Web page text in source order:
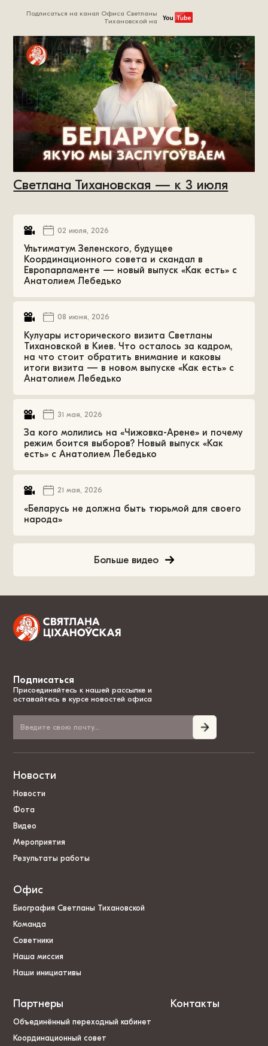
Подписаться на канал Офиса Светланы
Тихановской на
Светлана Тихановская — к 3 июля
02 июля, 2026
Ультиматум Зеленского, будущее
Координационного совета и скандал в
Европарламенте — новый выпуск «Как есть» с
Анатолием Лебедько
08 июня, 2026
Кулуары исторического визита Светланы
Тихановской в Киев. Что осталось за кадром,
на что стоит обратить внимание и каковы
итоги визита — в новом выпуске «Как есть» с
Анатолием Лебедько
31 мая, 2026
За кого молились на «Чижовка-Арене» и почему
режим боится выборов? Новый выпуск «Как
есть» с Анатолием Лебедько
21 мая, 2026
«Беларусь не должна быть тюрьмой для своего
народа»
Больше видео
Подписаться
Присоединяйтесь к нашей рассылке и
оставайтесь в курсе новостей офиса
Новости
Новости
Фота
Видео
Мероприятия
Результаты работы
Офис
Биография Светланы Тихановской
Команда
Советники
Наша миссия
Наши инициативы
Партнеры
Объединённый переходный кабинет
Координационный совет
Контакты